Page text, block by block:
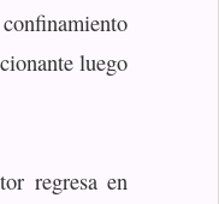
luego
regresa en